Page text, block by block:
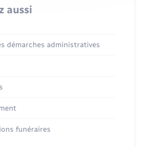
aussi
démarches administratives
funéraires